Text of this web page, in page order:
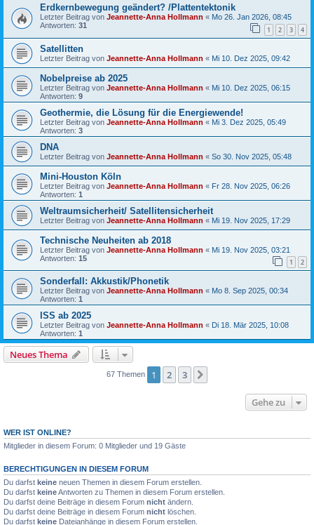
Erdkernbewegung geändert? /Plattentektonik
Letzter Beitrag von Jeannette-Anna Hollmann « Mo 26. Jan 2026, 08:45
Antworten: 31 1 2 3 4
Satellitten
Letzter Beitrag von Jeannette-Anna Hollmann « Mi 10. Dez 2025, 09:42
Nobelpreise ab 2025
Letzter Beitrag von Jeannette-Anna Hollmann « Mi 10. Dez 2025, 06:15
Antworten: 9
Geothermie, die Lösung für die Energiewende!
Letzter Beitrag von Jeannette-Anna Hollmann « Mi 3. Dez 2025, 05:49
Antworten: 3
DNA
Letzter Beitrag von Jeannette-Anna Hollmann « So 30. Nov 2025, 05:48
Mini-Houston Köln
Letzter Beitrag von Jeannette-Anna Hollmann « Fr 28. Nov 2025, 06:26
Antworten: 1
Weltraumsicherheit/ Satellitensicherheit
Letzter Beitrag von Jeannette-Anna Hollmann « Mi 19. Nov 2025, 17:29
Technische Neuheiten ab 2018
Letzter Beitrag von Jeannette-Anna Hollmann « Mi 19. Nov 2025, 03:21
Antworten: 15 1 2
Sonderfall: Akkustik/Phonetik
Letzter Beitrag von Jeannette-Anna Hollmann « Mo 8. Sep 2025, 00:34
Antworten: 1
ISS ab 2025
Letzter Beitrag von Jeannette-Anna Hollmann « Di 18. Mär 2025, 10:08
Antworten: 1
Neues Thema
67 Themen 1 2 3
Gehe zu
WER IST ONLINE?
Mitglieder in diesem Forum: 0 Mitglieder und 19 Gäste
BERECHTIGUNGEN IN DIESEM FORUM
Du darfst keine neuen Themen in diesem Forum erstellen.
Du darfst keineAntworten zu Themen in diesem Forum erstellen.
Du darfst deine Beiträge in diesem Forum nicht ändern.
Du darfst deine Beiträge in diesem Forum nicht löschen.
Du darfst keine Dateianhänge in diesem Forum erstellen.